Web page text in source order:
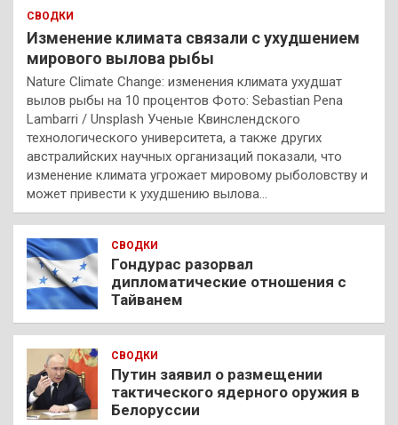
СВОДКИ
Изменение климата связали с ухудшением
мирового вылова рыбы
Nature Climate Change: изменения климата ухудшат
вылов рыбы на 10 процентов Фото: Sebastian Pena
Lambarri / Unsplash Ученые Квинслендского
технологического университета, а также других
австралийских научных организаций показали, что
изменение климата угрожает мировому рыболовству и
может привести к ухудшению вылова…
СВОДКИ
Гондурас разорвал
дипломатические отношения с
Тайванем
СВОДКИ
Путин заявил о размещении
тактического ядерного оружия в
Белоруссии